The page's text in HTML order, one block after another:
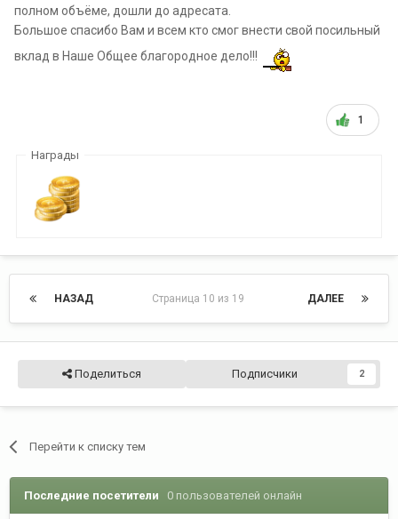
полном объёме, дошли до адресата.
Большое спасибо Вам и всем кто смог внести свой посильный
вклад в Наше Общее благородное дело!!!
1
Награды
НАЗАД ДАЛЕЕ
Страница 10 из 19
Поделиться Подписчики 2
Перейти к списку тем
Последние посетители 0 пользователей онлайн